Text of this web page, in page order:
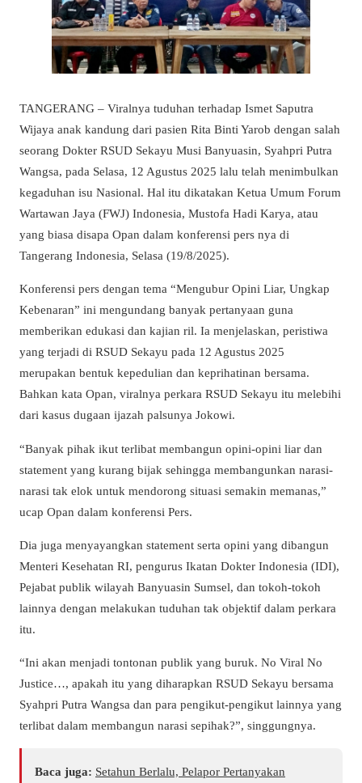
TANGERANG – Viralnya tuduhan terhadap Ismet Saputra
Wijaya anak kandung dari pasien Rita Binti Yarob dengan salah
seorang Dokter RSUD Sekayu Musi Banyuasin, Syahpri Putra
Wangsa, pada Selasa, 12 Agustus 2025 lalu telah menimbulkan
kegaduhan isu Nasional. Hal itu dikatakan Ketua Umum Forum
Wartawan Jaya (FWJ) Indonesia, Mustofa Hadi Karya, atau
yang biasa disapa Opan dalam konferensi pers nya di
Tangerang Indonesia, Selasa (19/8/2025).
Konferensi pers dengan tema “Mengubur Opini Liar, Ungkap
Kebenaran” ini mengundang banyak pertanyaan guna
memberikan edukasi dan kajian ril. Ia menjelaskan, peristiwa
yang terjadi di RSUD Sekayu pada 12 Agustus 2025
merupakan bentuk kepedulian dan keprihatinan bersama.
Bahkan kata Opan, viralnya perkara RSUD Sekayu itu melebihi
dari kasus dugaan ijazah palsunya Jokowi.
“Banyak pihak ikut terlibat membangun opini-opini liar dan
statement yang kurang bijak sehingga membangunkan narasi-
narasi tak elok untuk mendorong situasi semakin memanas,”
ucap Opan dalam konferensi Pers.
Dia juga menyayangkan statement serta opini yang dibangun
Menteri Kesehatan RI, pengurus Ikatan Dokter Indonesia (IDI),
Pejabat publik wilayah Banyuasin Sumsel, dan tokoh-tokoh
lainnya dengan melakukan tuduhan tak objektif dalam perkara
itu.
“Ini akan menjadi tontonan publik yang buruk. No Viral No
Justice…, apakah itu yang diharapkan RSUD Sekayu bersama
Syahpri Putra Wangsa dan para pengikut-pengikut lainnya yang
terlibat dalam membangun narasi sepihak?”, singgungnya.
Baca juga: Setahun Berlalu, Pelapor Pertanyakan